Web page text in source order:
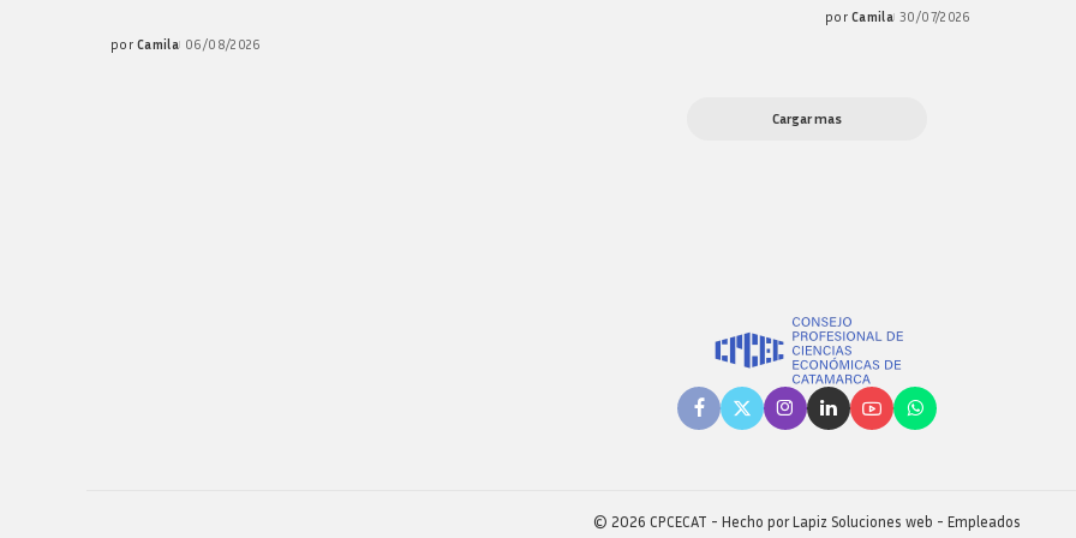
Posted
por Camila 06/08/2026
Posted
por Camila 30/07/2026
Cargar mas
© 2026 CPCECAT - Hecho porLapiz Soluciones web - Empleados